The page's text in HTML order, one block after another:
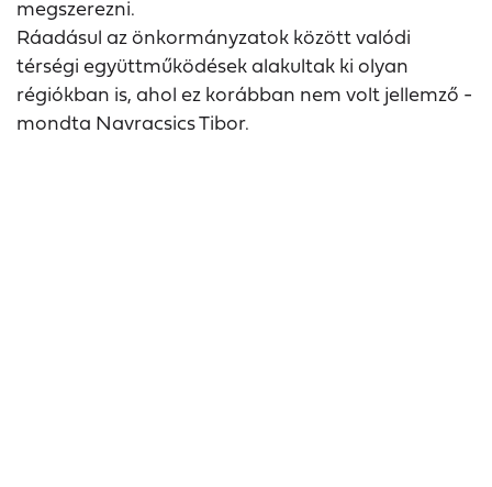
megszerezni.
Ráadásul az önkormányzatok között valódi
térségi együttműködések alakultak ki olyan
régiókban is, ahol ez korábban nem volt jellemző -
mondta Navracsics Tibor.